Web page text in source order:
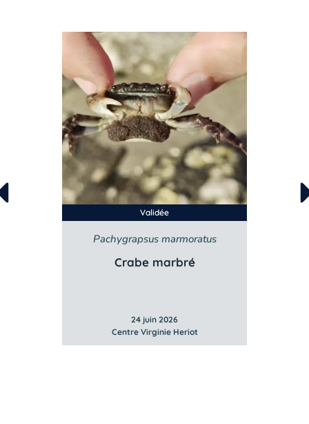
Validée
Pachygrapsus marmoratus
Crabe marbré
24 juin 2026
Centre Virginie Heriot